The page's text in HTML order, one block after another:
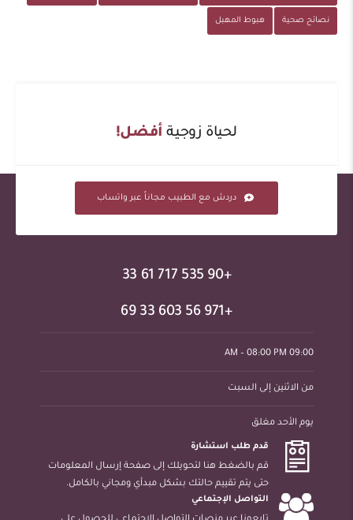
نصائح صحية هبوط المهبل
لحياة زوجية أفضل!
دردش مع الطبيب مجاناً عبر واتساب
+90 535 717 61 33
+971 56 603 33 69
09:00 AM – 08:00 PM
من الاثنين إلى السبت
يوم الأحد مغلق
قدم طلب استشارة
قم بالضغط هنا لتحويلك إلى صفحة إرسال المعلومات
حتى يتم تقييم حالتك بشكل مبدأي ومجاني بالكامل.
التواصل الإجتماعي